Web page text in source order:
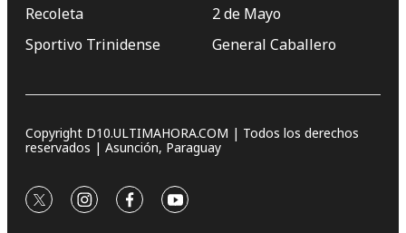
Recoleta
Sportivo Trinidense
2 de Mayo
General Caballero
Copyright D10.ULTIMAHORA.COM | Todos los derechos
reservados | Asunción, Paraguay
twitterinstagram
facebookyoutube